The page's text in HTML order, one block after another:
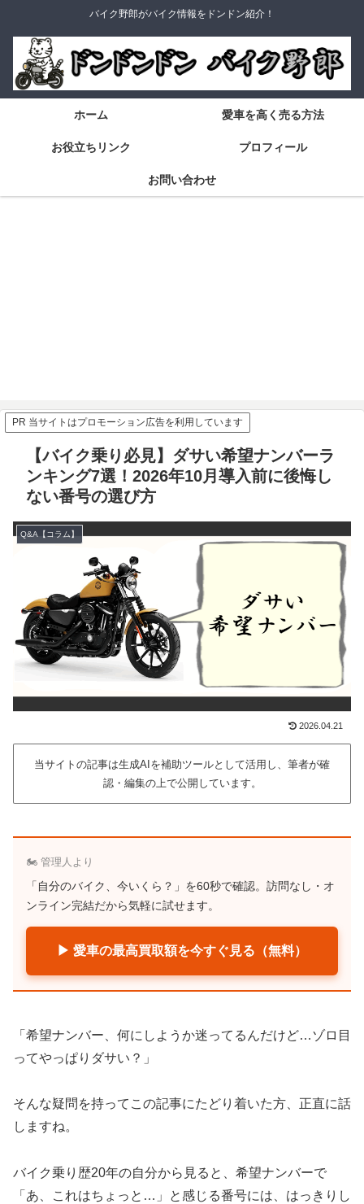
バイク野郎がバイク情報をドンドン紹介！
ホーム 愛車を高く売る方法
お役立ちリンク プロフィール
お問い合わせ
PR 当サイトはプロモーション広告を利用しています
【バイク乗り必見】ダサい希望ナンバーラ
ンキング7選！2026年10月導入前に後悔し
ない番号の選び方
Q&A【コラム】
2026.04.21
当サイトの記事は生成AIを補助ツールとして活用し、筆者が確
認・編集の上で公開しています。
🏍️ 管理人より
「自分のバイク、今いくら？」を60秒で確認。訪問なし・オ
ンライン完結だから気軽に試せます。
▶ 愛車の最高買取額を今すぐ見る（無料）
「希望ナンバー、何にしようか迷ってるんだけど…ゾロ目
ってやっぱりダサい？」
そんな疑問を持ってこの記事にたどり着いた方、正直に話
しますね。
バイク乗り歴20年の自分から見ると、希望ナンバーで
「あ、これはちょっと…」と感じる番号には、はっきりし